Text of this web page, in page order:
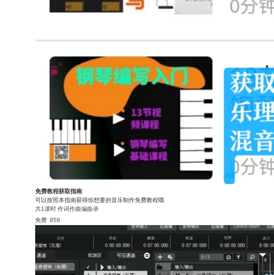
免费教程获取指南
可以按照本指南获得你想要的音乐制作免费教程哦
共1课时 作词作曲编曲录
免费 858